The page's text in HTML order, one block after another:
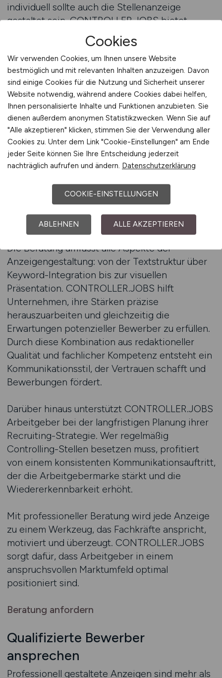
individuell sollte auch die Stellenanzeige
gestaltet sein. CONTROLLER.JOBS bietet
Arbeitgebern daher eine persönliche Beratung,
um Anzeigen optimal auf Zielgruppe, Position
und Arbeitgebermarke abzustimmen. Diese
Beratung ist praxisorientiert, effektiv und direkt
auf den Erfolg ausgerichtet.
Das Redaktionsteam von CONTROLLER.JOBS
verfügt über umfassende Erfahrung in der
Controlling-Branche. Es weiß, welche
Argumente Bewerber überzeugen, welche
Tonalität wirkt und wie Anzeigen formuliert sein
müssen, um Aufmerksamkeit zu erzeugen. Auf
Basis dieser Expertise entstehen Anzeigen, die
klar, informativ und professionell sind – ganz
ohne unnötige Werbefloskeln.
Die Beratung umfasst alle Aspekte der
Anzeigengestaltung: von der Textstruktur über
Keyword-Integration bis zur visuellen
Präsentation. CONTROLLER.JOBS hilft
Unternehmen, ihre Stärken präzise
herauszuarbeiten und gleichzeitig die
Erwartungen potenzieller Bewerber zu erfüllen.
Durch diese Kombination aus redaktioneller
Qualität und fachlicher Kompetenz entsteht ein
Kommunikationsstil, der Vertrauen schafft und
Bewerbungen fördert.
Darüber hinaus unterstützt CONTROLLER.JOBS
Arbeitgeber bei der langfristigen Planung ihrer
Recruiting-Strategie. Wer regelmäßig
Controlling-Stellen besetzen muss, profitiert
von einem konsistenten Kommunikationsauftritt,
der die Arbeitgebermarke stärkt und die
Wiedererkennbarkeit erhöht.
Mit professioneller Beratung wird jede Anzeige
zu einem Werkzeug, das Fachkräfte anspricht,
motiviert und überzeugt. CONTROLLER.JOBS
sorgt dafür, dass Arbeitgeber in einem
anspruchsvollen Marktumfeld optimal
positioniert sind.
Beratung anfordern
Qualifizierte Bewerber
ansprechen
Professionell gestaltete Anzeigen sind mehr als
Cookies
Wir verwenden Cookies, um Ihnen unsere Website
bestmöglich und mit relevanten Inhalten anzuzeigen. Davon
sind einige Cookies für die Nutzung und Sicherheit unserer
Website notwendig, während andere Cookies dabei helfen,
Ihnen personalisierte Inhalte und Funktionen anzubieten. Sie
dienen außerdem anonymen Statistikzwecken. Wenn Sie auf
"Alle akzeptieren" klicken, stimmen Sie der Verwendung aller
Cookies zu. Unter dem Link "Cookie-Einstellungen" am Ende
jeder Seite können Sie Ihre Entscheidung jederzeit
nachträglich aufrufen und ändern. Datenschutzerklärung
COOKIE-EINSTELLUNGEN
ABLEHNEN ALLE AKZEPTIEREN